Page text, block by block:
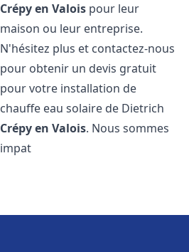
Crépy en Valois pour leur
maison ou leur entreprise.
N'hésitez plus et contactez-nous
pour obtenir un devis gratuit
pour votre installation de
chauffe eau solaire de Dietrich
Crépy en Valois. Nous sommes
impat